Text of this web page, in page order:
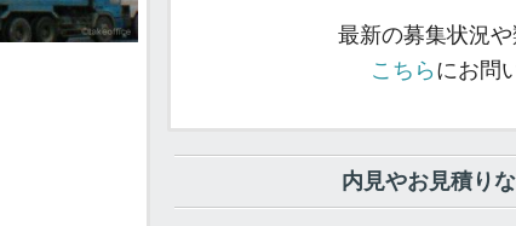
最新の募集状況や
こちら にお問
内見やお見積り